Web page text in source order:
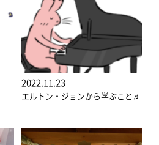
2022.11.23
エルトン・ジョンから学ぶこと♬